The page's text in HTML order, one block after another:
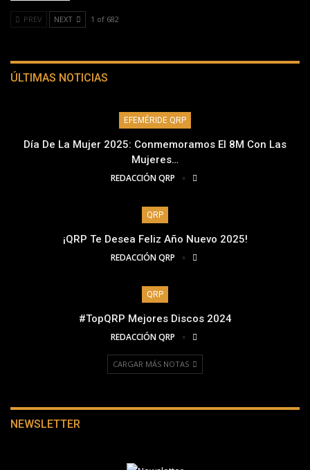
PREV NEXT 1 of 682
ÚLTIMAS NOTICIAS
EFEMÉRIDE QRP
Día De La Mujer 2025: Conmemoramos El 8M Con Las
Mujeres…
REDACCIÓN QRP
QRP
¡QRP Te Desea Feliz Año Nuevo 2025!
REDACCIÓN QRP
QRP
#TopQRP Mejores Discos 2024
REDACCIÓN QRP
CARGAR MÁS NOTAS
NEWSLETTER